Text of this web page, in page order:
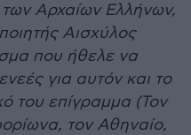
Αρχαίων Ελλήνων,
Αισχύλος
που ήθελε να
για αυτόν και το
του επίγραμμα (Τον
τον Αθηναίο,